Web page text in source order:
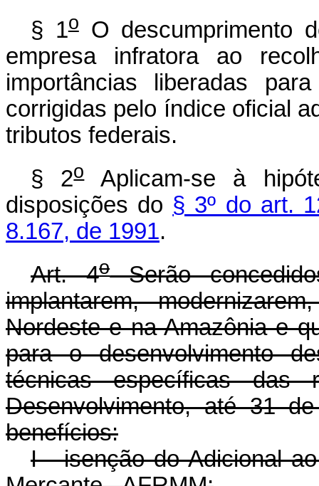
§ 1oO descumprimento
empresa infratora ao
importâncias liberadas
corrigidas pelo índice oficial
tributos federais.
§ 2oAplicam-se à
disposições do § 3º do art.
8.167, de 1991.
Art. 4oSerão
implantarem,
Nordeste e na Amazônia e
para o desenvolvimento
técnicas específicas das
Desenvolvimento, até 31
benefícios:
I - isenção do Adicional